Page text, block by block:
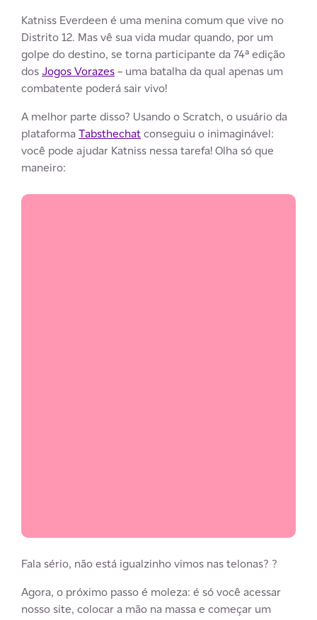
Katniss Everdeen é uma menina comum que vive no
Distrito 12. Mas vê sua vida mudar quando, por um
golpe do destino, se torna participante da 74ª edição
dosJogos Vorazes– uma batalha da qual apenas um
combatente poderá sair vivo!
A melhor parte disso? Usando o Scratch, o usuário da
plataforma Tabsthechatconseguiu o inimaginável:
você pode ajudar Katniss nessa tarefa! Olha só que
maneiro:
Fala sério, não está igualzinho vimos nas telonas? ?
Agora, o próximo passo é moleza: é só você acessar
nosso site, colocar a mão na massa e começar um